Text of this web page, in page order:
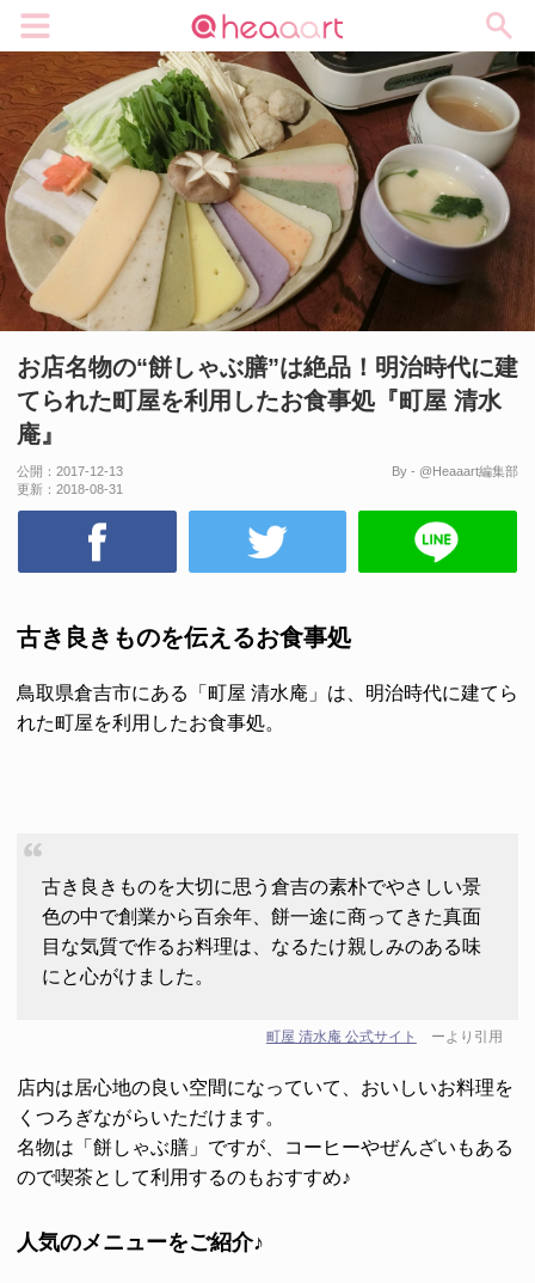
お店名物の“餅しゃぶ膳”は絶品！明治時代に建
てられた町屋を利用したお食事処『町屋 清水
庵』
公開： 2017-12-13
更新： 2018-08-31
By - @Heaaart編集部
古き良きものを伝えるお食事処
鳥取県倉吉市にある 「町屋 清水庵」 は、明治時代に建てら
れた町屋を利用したお食事処。
古き良きものを大切に思う倉吉の素朴でやさしい景
色の中で創業から百余年、餅一途に商ってきた真面
目な気質で作るお料理は、なるたけ親しみのある味
にと心がけました。
町屋 清水庵 公式サイト ーより引用
店内は居心地の良い空間になっていて、おいしいお料理を
くつろぎながらいただけます。
名物は 「餅しゃぶ膳」 ですが、コーヒーやぜんざいもある
ので喫茶として利用するのもおすすめ♪
人気のメニューをご紹介♪